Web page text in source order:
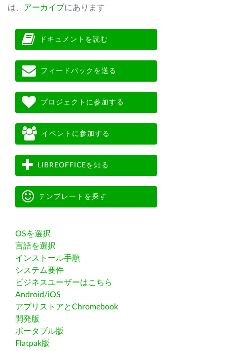
は、 アーカイブにあります
ドキュメントを読む
フィードバックを送る
プロジェクトに参加する
イベントに参加する
LIBREOFFICEを知る
テンプレートを探す
OSを選択
言語を選択
インストール手順
システム要件
ビジネスユーザーはこちら
Android/iOS
アプリストアとChromebook
開発版
ポータブル版
Flatpak版